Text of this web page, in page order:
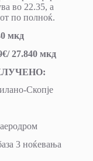
во 22.35, а
по полноќ.
мкд
€/ 27.840 мкд
Скопје
3 ноќевања